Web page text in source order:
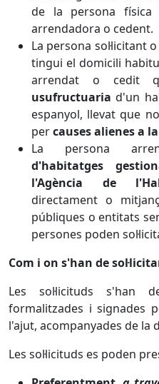
de la persona
arrendadora o cedent.
La persona sol·licitant
tingui el domicili
arrendat o cedit
usufructuariad'un
espanyol, llevat que
percauses alienes a
La persona
d'habitatges
l'Agència de
directament o
públiques o entitats
persones poden
Com i on s'han de
Les sol·licituds s'han
formalitzades i signades
l'ajut, acompanyades de la
Les sol·licituds es poden